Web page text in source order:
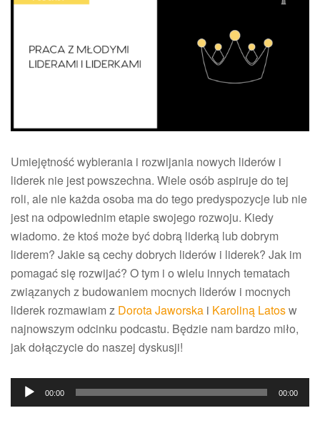
Umiejętność wybierania i rozwijania nowych liderów i
liderek nie jest powszechna. Wiele osób aspiruje do tej
roli, ale nie każda osoba ma do tego predyspozycje lub nie
jest na odpowiednim etapie swojego rozwoju. Kiedy
wiadomo. że ktoś może być dobrą liderką lub dobrym
liderem? Jakie są cechy dobrych liderów i liderek? Jak im
pomagać się rozwijać? O tym i o wielu innych tematach
związanych z budowaniem mocnych liderów i mocnych
liderek rozmawiam z Dorota Jaworska i Karoliną Latosw
najnowszym odcinku podcastu. Będzie nam bardzo miło,
jak dołączycie do naszej dyskusji!
Odtwarzacz
plików
00:00 00:00